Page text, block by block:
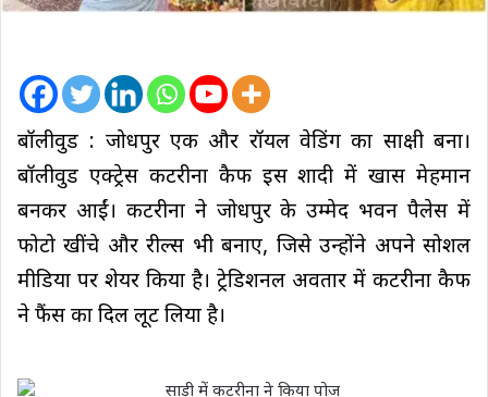
बॉलीवुड : जोधपुर एक और रॉयल वेडिंग का साक्षी बना।
बॉलीवुड एक्ट्रेस कटरीना कैफ इस शादी में खास मेहमान
बनकर आईं। कटरीना ने जोधपुर के उम्मेद भवन पैलेस में
फोटो खींचे और रील्स भी बनाए, जिसे उन्होंने अपने सोशल
मीडिया पर शेयर किया है। ट्रेडिशनल अवतार में कटरीना कैफ
ने फैंस का दिल लूट लिया है।